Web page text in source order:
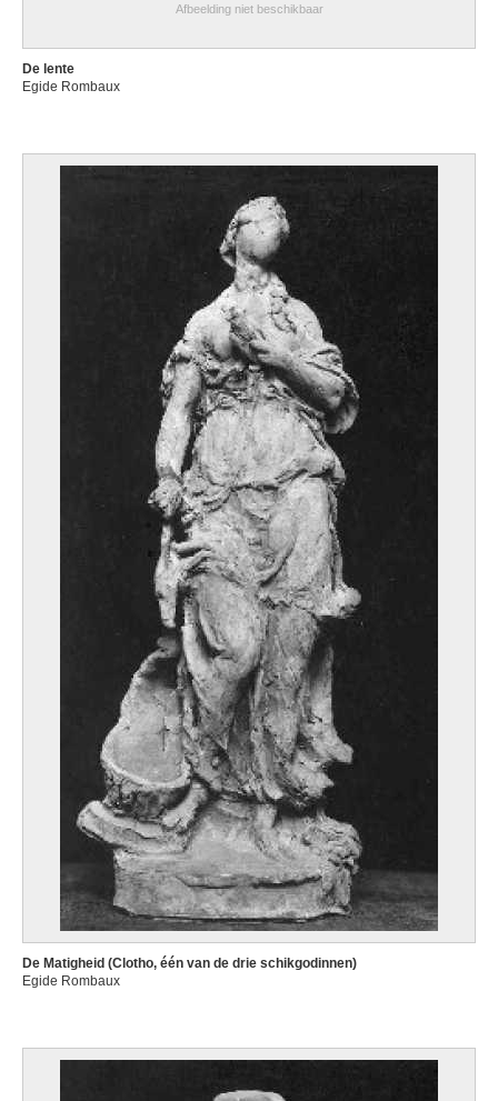
Afbeelding niet beschikbaar
De lente
Egide Rombaux
De Matigheid (Clotho, één van de drie schikgodinnen)
Egide Rombaux